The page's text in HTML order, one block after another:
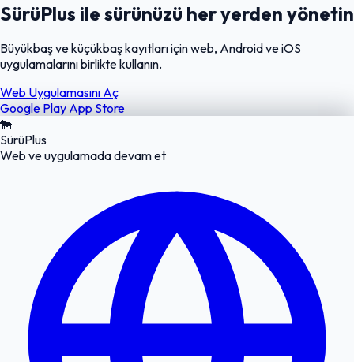
SürüPlus ile sürünüzü her yerden yönetin
Büyükbaş ve küçükbaş kayıtları için web, Android ve iOS
uygulamalarını birlikte kullanın.
Web Uygulamasını Aç
Google Play App Store
🐄
SürüPlus
Web ve uygulamada devam et